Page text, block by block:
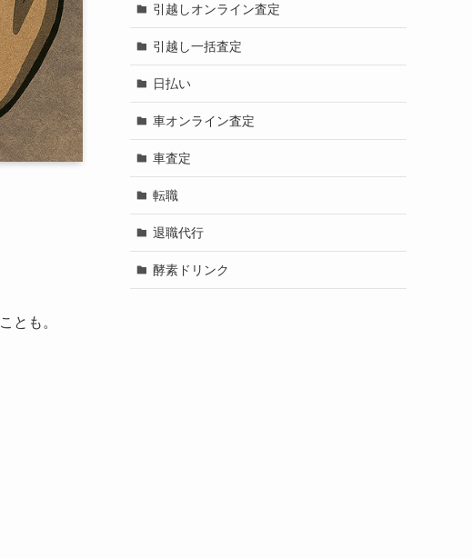
ことも。
引越しオンライン査定
引越し一括査定
日払い
車オンライン査定
車査定
転職
退職代行
酵素ドリンク